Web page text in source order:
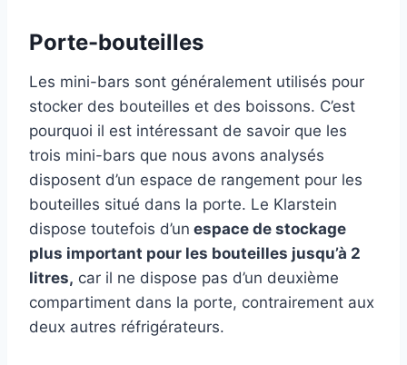
Porte-bouteilles
Les mini-bars sont généralement utilisés pour
stocker des bouteilles et des boissons. C’est
pourquoi il est intéressant de savoir que les
trois mini-bars que nous avons analysés
disposent d’un espace de rangement pour les
bouteilles situé dans la porte. Le Klarstein
dispose toutefois d’un espace de stockage
plus important pour les bouteilles jusqu’à 2
litres, car il ne dispose pas d’un deuxième
compartiment dans la porte, contrairement aux
deux autres réfrigérateurs.